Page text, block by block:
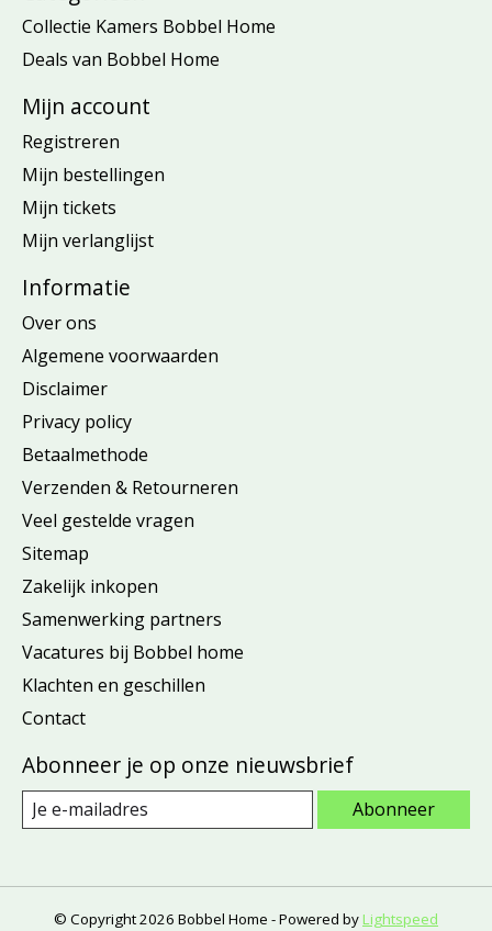
Collectie Kamers Bobbel Home
Deals van Bobbel Home
Mijn account
Registreren
Mijn bestellingen
Mijn tickets
Mijn verlanglijst
Informatie
Over ons
Algemene voorwaarden
Disclaimer
Privacy policy
Betaalmethode
Verzenden & Retourneren
Veel gestelde vragen
Sitemap
Zakelijk inkopen
Samenwerking partners
Vacatures bij Bobbel home
Klachten en geschillen
Contact
Abonneer je op onze nieuwsbrief
Abonneer
© Copyright 2026 Bobbel Home - Powered by Lightspeed